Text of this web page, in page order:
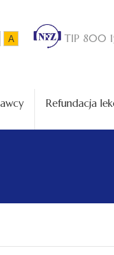
A TIP 800
Refundacja